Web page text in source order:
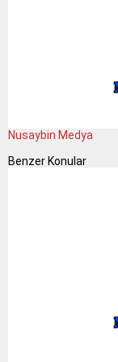
Nusaybin Medya
Benzer Konular